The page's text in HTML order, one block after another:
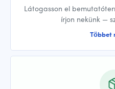
Látogasson el
írjon nekünk —
Többet